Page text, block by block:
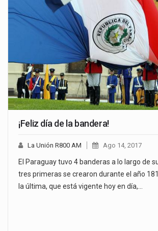
¡Feliz día de la bandera!
La Unión R800 AM Ago 14, 2017
El Paraguay tuvo 4 banderas a lo largo de
tres primeras se crearon durante el año
la última, que está vigente hoy en día,…